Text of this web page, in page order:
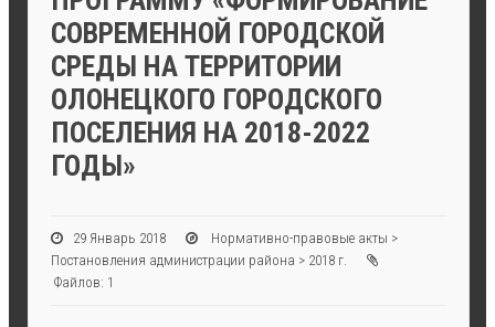
СОВРЕМЕННОЙ ГОРОДСКОЙ
СРЕДЫ НА ТЕРРИТОРИИ
ОЛОНЕЦКОГО ГОРОДСКОГО
ПОСЕЛЕНИЯ НА 2018-2022
ГОДЫ»
29 Январь 2018 Нормативно-правовые акты >
Постановления администрации района > 2018 г.
Файлов: 1